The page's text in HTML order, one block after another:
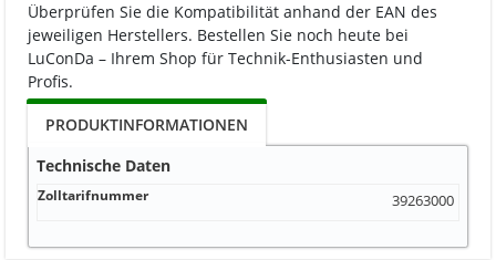
Überprüfen Sie die Kompatibilität anhand der EAN des
jeweiligen Herstellers. Bestellen Sie noch heute bei
LuConDa – Ihrem Shop für Technik-Enthusiasten und
Profis.
PRODUKTINFORMATIONEN
Technische Daten
Zolltarifnummer 39263000